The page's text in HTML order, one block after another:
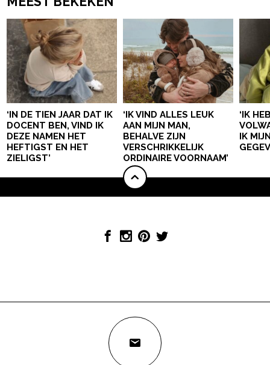
‘IN DE TIEN JAAR DAT IK
DOCENT BEN, VIND IK
DEZE NAMEN HET
HEFTIGST EN HET
ZIELIGST’
‘IK VIND ALLES LEUK
AAN MIJN MAN,
BEHALVE ZIJN
VERSCHRIKKELIJK
ORDINAIRE VOORNAAM’
‘IK
IK